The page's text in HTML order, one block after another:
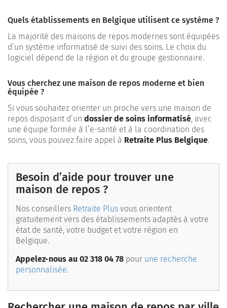
Quels établissements en Belgique utilisent ce système ?
La majorité des maisons de repos modernes sont équipées
d’un système informatisé de suivi des soins. Le choix du
logiciel dépend de la région et du groupe gestionnaire.
Vous cherchez une maison de repos moderne et bien
équipée ?
Si vous souhaitez orienter un proche vers une maison de
repos disposant d’un dossier de soins informatisé, avec
une équipe formée à l’e-santé et à la coordination des
soins, vous pouvez faire appel à Retraite Plus Belgique.
Besoin d’aide pour trouver une
maison de repos ?
Nos conseillers Retraite Plus vous orientent
gratuitement vers des établissements adaptés à votre
état de santé, votre budget et votre région en
Belgique.
Appelez-nous au 02 318 04 78 pour une recherche
personnalisée.